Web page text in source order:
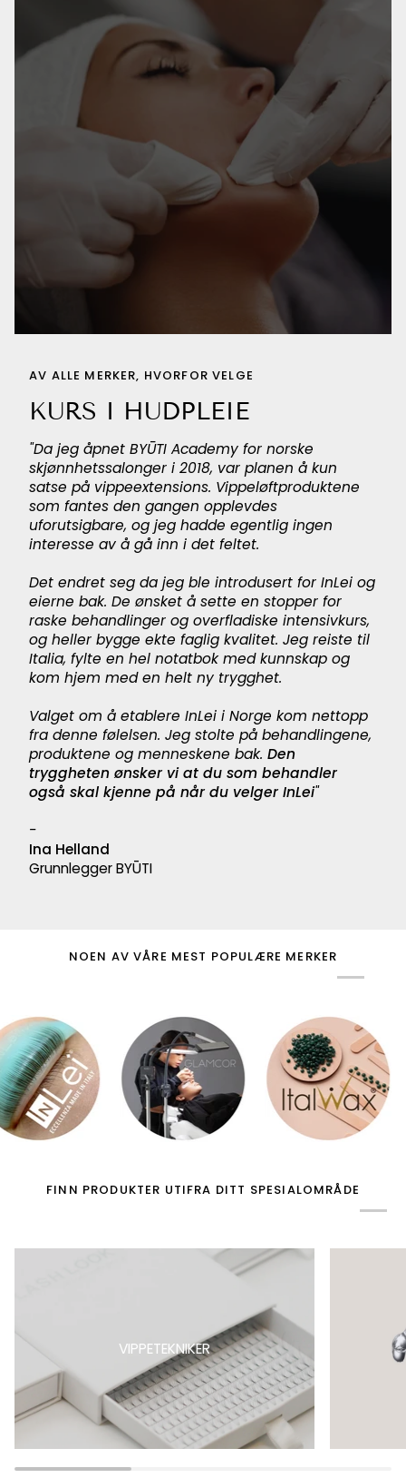
AV ALLE MERKER, HVORFOR VELGE
KURS I HUDPLEIE
"Da jeg åpnet BYŪTI Academy for norske
skjønnhetssalonger i 2018, var planen å kun
satse på vippeextensions. Vippeløftproduktene
som fantes den gangen opplevdes
uforutsigbare, og jeg hadde egentlig ingen
interesse av å gå inn i det feltet.
Det endret seg da jeg ble introdusert for InLei og
eierne bak. De ønsket å sette en stopper for
raske behandlinger og overfladiske intensivkurs,
og heller bygge ekte faglig kvalitet. Jeg reiste til
Italia, fylte en hel notatbok med kunnskap og
kom hjem med en helt ny trygghet.
Valget om å etablere InLei i Norge kom nettopp
fra denne følelsen. Jeg stolte på behandlingene,
produktene og menneskene bak. Den
tryggheten ønsker vi at du som behandler
også skal kjenne på når du velger InLei"
-
Ina Helland
Grunnlegger BYŪTI
NOEN AV VÅRE MEST POPULÆRE MERKER
FINN PRODUKTER UTIFRA DITT SPESIALOMRÅDE
VIPPETEKNIKER